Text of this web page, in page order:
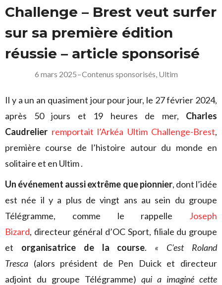
Challenge – Brest veut surfer
sur sa première édition
réussie – article sponsorisé
6 mars 2025–Contenus sponsorisés, Ultim
Il y a un an quasiment jour pour jour, le 27 février 2024,
après 50 jours et 19 heures de mer, Charles
Caudrelier remportait l’Arkéa Ultim Challenge-Brest,
première course de l’histoire autour du monde en
solitaire et en Ultim .
Un événement aussi extrême que pionnier, dont l’idée
est née il y a plus de vingt ans au sein du groupe
Télégramme, comme le rappelle Joseph
Bizard, directeur général d’OC Sport, filiale du groupe
et organisatrice de la course. « C’est Roland
Tresca (alors président de Pen Duick et directeur
adjoint du groupe Télégramme) qui a imaginé cette